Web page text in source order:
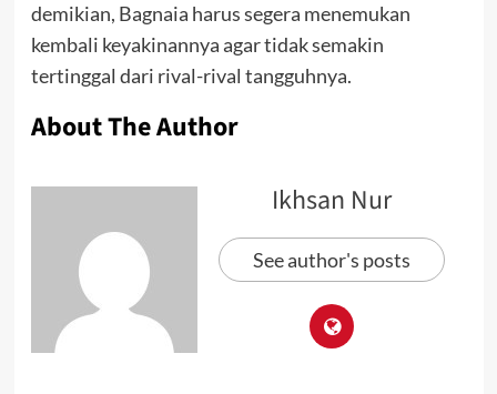
demikian, Bagnaia harus segera menemukan
kembali keyakinannya agar tidak semakin
tertinggal dari rival-rival tangguhnya.
About The Author
Ikhsan Nur
See author's posts